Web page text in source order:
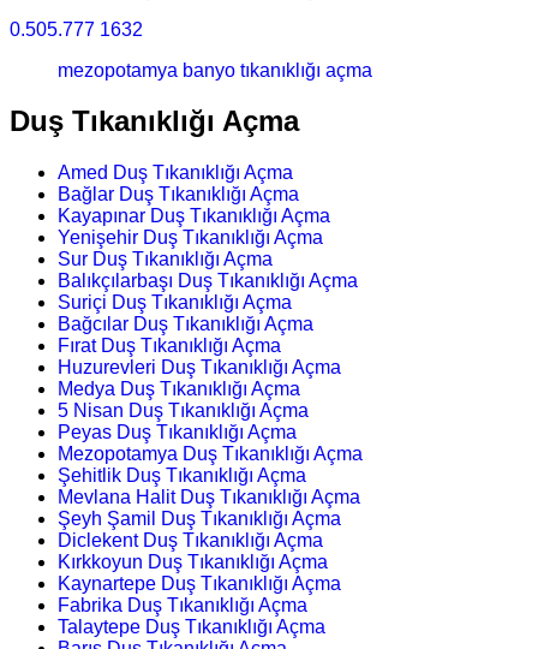
0.505.777 1632
mezopotamya banyo tıkanıklığı açma
Duş Tıkanıklığı Açma
Amed Duş Tıkanıklığı Açma
Bağlar Duş Tıkanıklığı Açma
Kayapınar Duş Tıkanıklığı Açma
Yenişehir Duş Tıkanıklığı Açma
Sur Duş Tıkanıklığı Açma
Balıkçılarbaşı Duş Tıkanıklığı Açma
Suriçi Duş Tıkanıklığı Açma
Bağcılar Duş Tıkanıklığı Açma
Fırat Duş Tıkanıklığı Açma
Huzurevleri Duş Tıkanıklığı Açma
Medya Duş Tıkanıklığı Açma
5 Nisan Duş Tıkanıklığı Açma
Peyas Duş Tıkanıklığı Açma
Mezopotamya Duş Tıkanıklığı Açma
Şehitlik Duş Tıkanıklığı Açma
Mevlana Halit Duş Tıkanıklığı Açma
Şeyh Şamil Duş Tıkanıklığı Açma
Diclekent Duş Tıkanıklığı Açma
Kırkkoyun Duş Tıkanıklığı Açma
Kaynartepe Duş Tıkanıklığı Açma
Fabrika Duş Tıkanıklığı Açma
Talaytepe Duş Tıkanıklığı Açma